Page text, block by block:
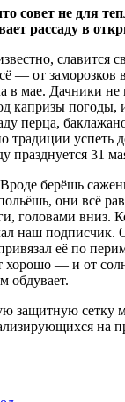
совет не для
рассаду в
славится
— от заморозков
в мае. Дачники не
капризы погоды,
перца,
традиции успеть
празднуется 31
берёшь
они всё
головами вниз.
наш подписчик.
её по
хорошо — и от
обдувает.
защитную сетку
на